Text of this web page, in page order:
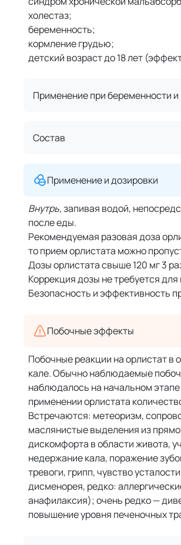
холестаз;
беременность;
кормление грудью;
детский возраст до 18 лет
Применение при беременности
Состав
Применение и дозировки
Внутрь,запивая водой,
после еды.
Рекомендуемая разовая доза
то прием орлистата можно
Дозы орлистата свыше 120 мг 3
Коррекция дозы не требуется
Безопасность и эффективность
Побочные эффекты
Побочные реакции на орлистат
кале. Обычно наблюдаемые
наблюдалось на начальном
применении орлистата
Встречаются: метеоризм,
маслянистые выделения из
дискомфорта в области живота,
недержание кала, поражение
тревоги, грипп, чувство
дисменорея, редко:
анафилаксия); очень редко —
повышение уровня печеночных